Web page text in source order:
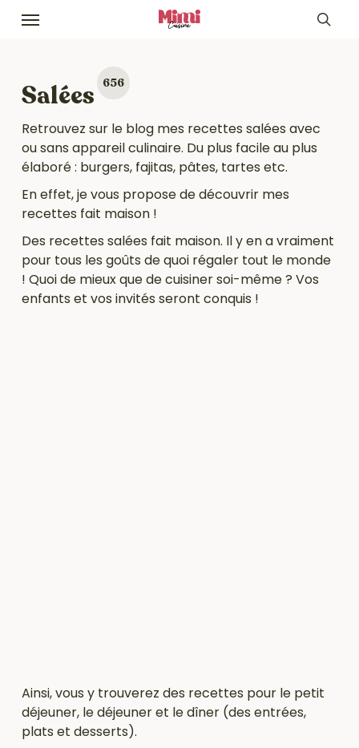
SkipMenu
Salées 656
Retrouvez sur le blog mes recettes salées avec
ou sans appareil culinaire. Du plus facile au plus
élaboré : burgers, fajitas, pâtes, tartes etc.
En effet, je vous propose de découvrir mes
recettes fait maison !
Des recettes salées fait maison. Il y en a vraiment
pour tous les goûts de quoi régaler tout le monde
! Quoi de mieux que de cuisiner soi-même ? Vos
enfants et vos invités seront conquis !
Ainsi, vous y trouverez des recettes pour le petit
déjeuner, le déjeuner et le dîner (des entrées,
plats et desserts).